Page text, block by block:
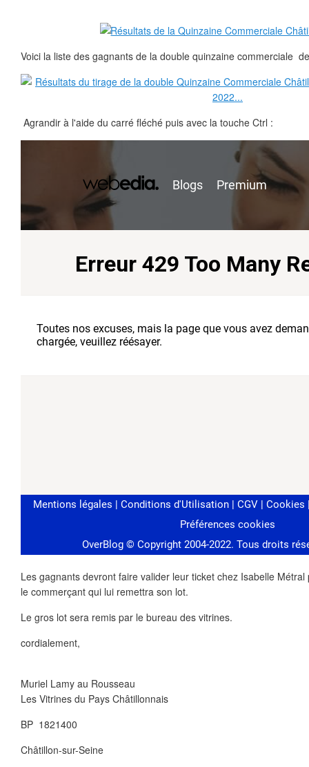
Voici la liste des gagnants de la double quinzaine commerciale
Agrandir à l'aide du carré fléché puis avec la touche Ctrl :
Les gagnants devront faire valider leur ticket chez Isabelle
le commerçant qui lui remettra son lot.
Le gros lot sera remis par le bureau des vitrines.
cordialement,
Muriel Lamy au Rousseau
Les Vitrines du Pays Châtillonnais
BP 1821400
Châtillon-sur-Seine